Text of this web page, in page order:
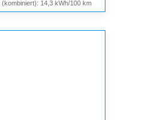
14,3 kWh/100 km